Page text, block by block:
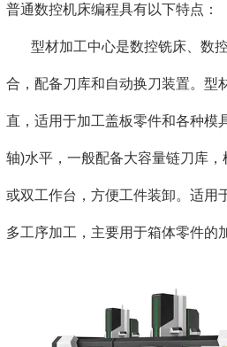
普通数控机床编程具有以下特点：
型材加工中心是数控铣床、数
合，配备刀库和自动换刀装置。型
直，适用于加工盖板零件和各种模
轴)水平，一般配备大容量链刀库
或双工作台，方便工件装卸。适用
多工序加工，主要用于箱体零件的